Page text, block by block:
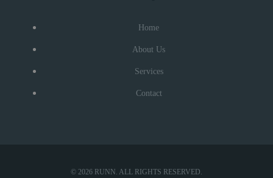
Home
About Us
Services
Contact
© 2026 RUNN. ALL RIGHTS RESERVED.